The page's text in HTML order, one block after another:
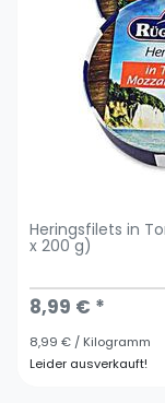
Heringsfilets in
x 200 g)
8,99 € *
8,99 € / Kilogramm
Leider ausverkauft!